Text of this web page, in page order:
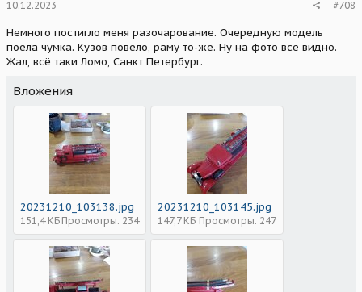
10.12.2023 #708
Немного постигло меня разочарование. Очередную модель
поела чумка. Кузов повело, раму то-же. Ну на фото всё видно.
Жал, всё таки Ломо, Санкт Петербург.
Вложения
20231210_103138.jpg
151,4 КБ Просмотры: 234
20231210_103145.jpg
147,7 КБ Просмотры: 247